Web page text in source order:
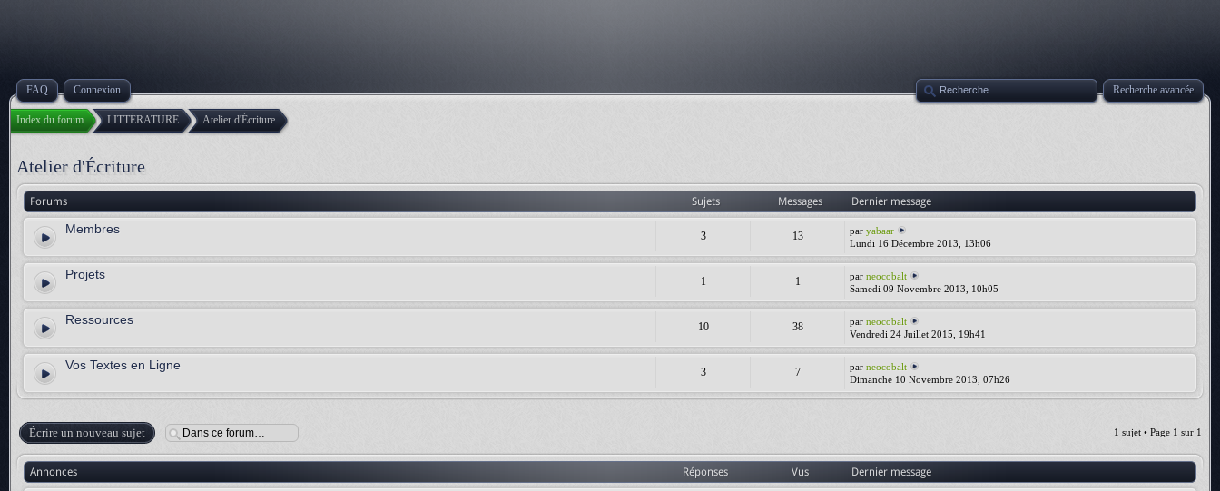
FAQ Connexion Recherche avancée
Index du forum LITTÉRATURE Atelier d'Écriture
Atelier d'Écriture
Forums Sujets Messages Dernier message
Membres 3 13 paryabaar
Lundi 16 Décembre 2013, 13h06
Projets 1 1 parneocobalt
Samedi 09 Novembre 2013, 10h05
Ressources 10 38 parneocobalt
Vendredi 24 Juillet 2015, 19h41
Vos Textes en Ligne 3 7 parneocobalt
Dimanche 10 Novembre 2013, 07h26
Écrire un nouveau sujet 1 sujet • Page 1 sur 1
Annonces Réponses Vus Dernier message